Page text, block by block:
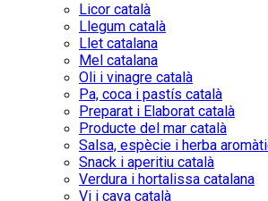
Licor català
Llegum català
Llet catalana
Mel catalana
Oli i vinagre català
Pa, coca i pastís català
Preparat i Elaborat català
Producte del mar català
Salsa, espècie i herba
Snack i aperitiu català
Verdura i hortalissa catalana
Vi i cava català